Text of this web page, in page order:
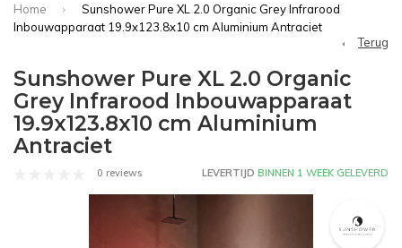
Home
Sunshower Pure XL 2.0 Organic Grey Infrarood
Inbouwapparaat 19.9x123.8x10 cm Aluminium Antraciet
Terug
Sunshower Pure XL 2.0 Organic
Grey Infrarood Inbouwapparaat
19.9x123.8x10 cm Aluminium
Antraciet
0 reviews LEVERTIJD BINNEN 1 WEEK GELEVERD